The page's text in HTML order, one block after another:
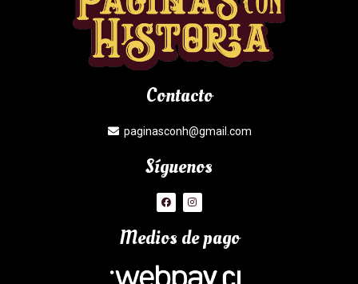
Contacto
paginasconh@gmail.com
Síguenos
Medios de pago